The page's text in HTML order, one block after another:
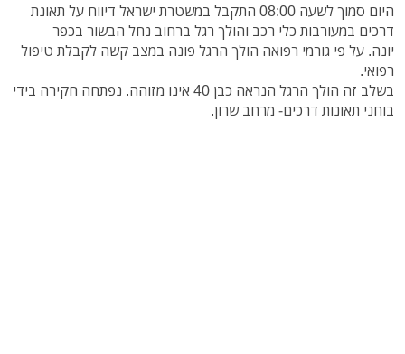
היום סמוך לשעה 08:00 התקבל במשטרת ישראל דיווח על תאונת
דרכים במעורבות כלי רכב והולך רגל ברחוב נחל הבשור בכפר
יונה. על פי גורמי רפואה הולך הרגל פונה במצב קשה לקבלת טיפול
רפואי.
בשלב זה הולך הרגל הנראה כבן 40 אינו מזוהה. נפתחה חקירה בידי
בוחני תאונות דרכים- מרחב שרון.